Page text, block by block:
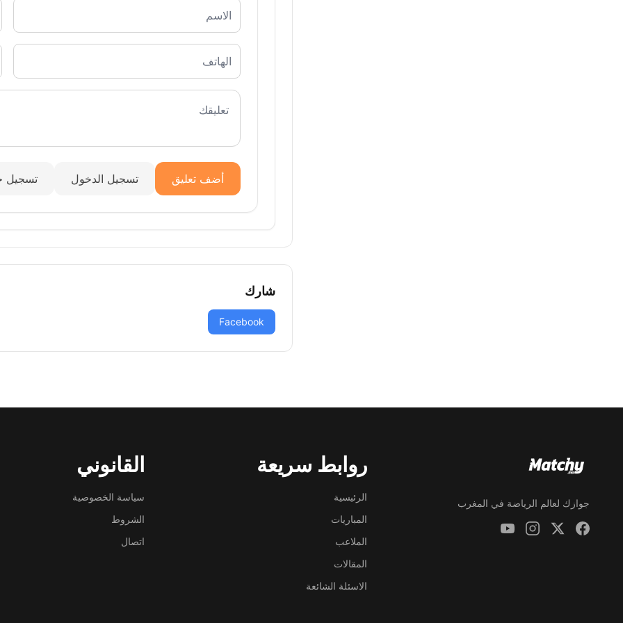
أضف تعليق تسجيل الدخول تسجيل
شارك
Facebook
جوازك لعالم الرياضة في المغرب
روابط سريعة
الرئيسية
المباريات
الملاعب
المقالات
الاسئلة الشائعة
القانوني
سياسة الخصوصية
الشروط
اتصال